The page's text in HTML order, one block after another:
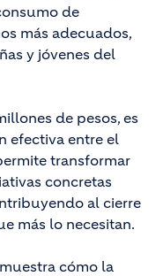
de
más adecuados,
y jóvenes del
de pesos, es
efectiva entre el
transformar
concretas
al cierre
más lo necesitan.
cómo la